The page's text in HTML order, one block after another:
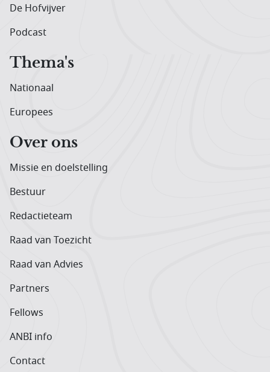
De Hofvijver
Podcast
Thema's
Nationaal
Europees
Over ons
Missie en doelstelling
Bestuur
Redactieteam
Raad van Toezicht
Raad van Advies
Partners
Fellows
ANBI info
Contact